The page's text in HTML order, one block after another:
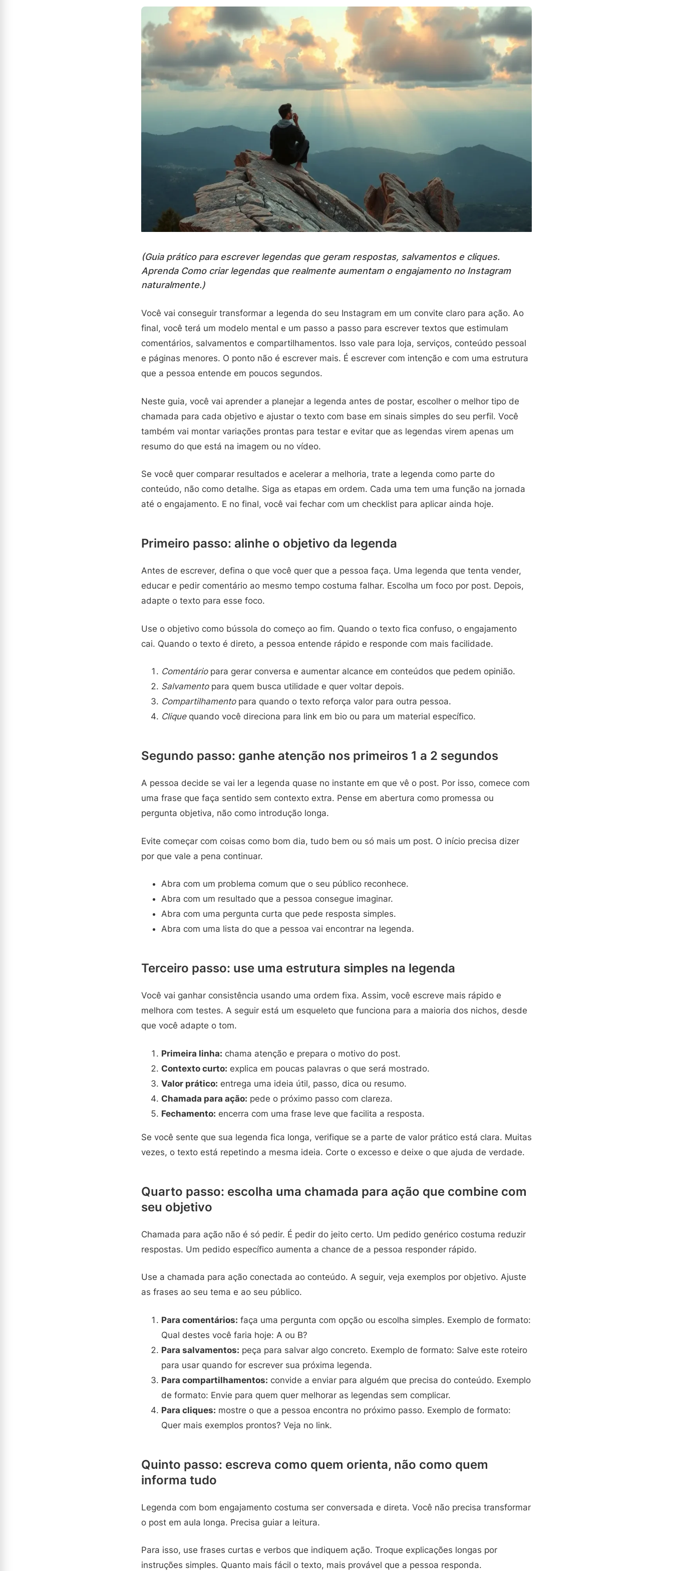
(Guia prático para escrever legendas que geram respostas, salvamentos e cliques.
Aprenda Como criar legendas que realmente aumentam o engajamento no Instagram
naturalmente.)
Você vai conseguir transformar a legenda do seu Instagram em um convite claro para ação. Ao
final, você terá um modelo mental e um passo a passo para escrever textos que estimulam
comentários, salvamentos e compartilhamentos. Isso vale para loja, serviços, conteúdo pessoal
e páginas menores. O ponto não é escrever mais. É escrever com intenção e com uma estrutura
que a pessoa entende em poucos segundos.
Neste guia, você vai aprender a planejar a legenda antes de postar, escolher o melhor tipo de
chamada para cada objetivo e ajustar o texto com base em sinais simples do seu perfil. Você
também vai montar variações prontas para testar e evitar que as legendas virem apenas um
resumo do que está na imagem ou no vídeo.
Se você quer comparar resultados e acelerar a melhoria, trate a legenda como parte do
conteúdo, não como detalhe. Siga as etapas em ordem. Cada uma tem uma função na jornada
até o engajamento. E no final, você vai fechar com um checklist para aplicar ainda hoje.
Primeiro passo: alinhe o objetivo da legenda
Antes de escrever, defina o que você quer que a pessoa faça. Uma legenda que tenta vender,
educar e pedir comentário ao mesmo tempo costuma falhar. Escolha um foco por post. Depois,
adapte o texto para esse foco.
Use o objetivo como bússola do começo ao fim. Quando o texto fica confuso, o engajamento
cai. Quando o texto é direto, a pessoa entende rápido e responde com mais facilidade.
Comentáriopara gerar conversa e aumentar alcance em conteúdos que pedem opinião.
Salvamentopara quem busca utilidade e quer voltar depois.
Compartilhamentopara quando o texto reforça valor para outra pessoa.
Cliquequando você direciona para link em bio ou para um material específico.
Segundo passo: ganhe atenção nos primeiros 1 a 2 segundos
A pessoa decide se vai ler a legenda quase no instante em que vê o post. Por isso, comece com
uma frase que faça sentido sem contexto extra. Pense em abertura como promessa ou
pergunta objetiva, não como introdução longa.
Evite começar com coisas como bom dia, tudo bem ou só mais um post. O início precisa dizer
por que vale a pena continuar.
Abra com um problema comum que o seu público reconhece.
Abra com um resultado que a pessoa consegue imaginar.
Abra com uma pergunta curta que pede resposta simples.
Abra com uma lista do que a pessoa vai encontrar na legenda.
Terceiro passo: use uma estrutura simples na legenda
Você vai ganhar consistência usando uma ordem fixa. Assim, você escreve mais rápido e
melhora com testes. A seguir está um esqueleto que funciona para a maioria dos nichos, desde
que você adapte o tom.
Primeira linha: chama atenção e prepara o motivo do post.
Contexto curto: explica em poucas palavras o que será mostrado.
Valor prático: entrega uma ideia útil, passo, dica ou resumo.
Chamada para ação: pede o próximo passo com clareza.
Fechamento: encerra com uma frase leve que facilita a resposta.
Se você sente que sua legenda fica longa, verifique se a parte de valor prático está clara. Muitas
vezes, o texto está repetindo a mesma ideia. Corte o excesso e deixe o que ajuda de verdade.
Quarto passo: escolha uma chamada para ação que combine com
seu objetivo
Chamada para ação não é só pedir. É pedir do jeito certo. Um pedido genérico costuma reduzir
respostas. Um pedido específico aumenta a chance de a pessoa responder rápido.
Use a chamada para ação conectada ao conteúdo. A seguir, veja exemplos por objetivo. Ajuste
as frases ao seu tema e ao seu público.
Para comentários: faça uma pergunta com opção ou escolha simples. Exemplo de formato:
Qual destes você faria hoje: A ou B?
Para salvamentos: peça para salvar algo concreto. Exemplo de formato: Salve este roteiro
para usar quando for escrever sua próxima legenda.
Para compartilhamentos: convide a enviar para alguém que precisa do conteúdo. Exemplo
de formato: Envie para quem quer melhorar as legendas sem complicar.
Para cliques: mostre o que a pessoa encontra no próximo passo. Exemplo de formato:
Quer mais exemplos prontos? Veja no link.
Quinto passo: escreva como quem orienta, não como quem
informa tudo
Legenda com bom engajamento costuma ser conversada e direta. Você não precisa transformar
o post em aula longa. Precisa guiar a leitura.
Para isso, use frases curtas e verbos que indiquem ação. Troque explicações longas por
instruções simples. Quanto mais fácil o texto, mais provável que a pessoa responda.